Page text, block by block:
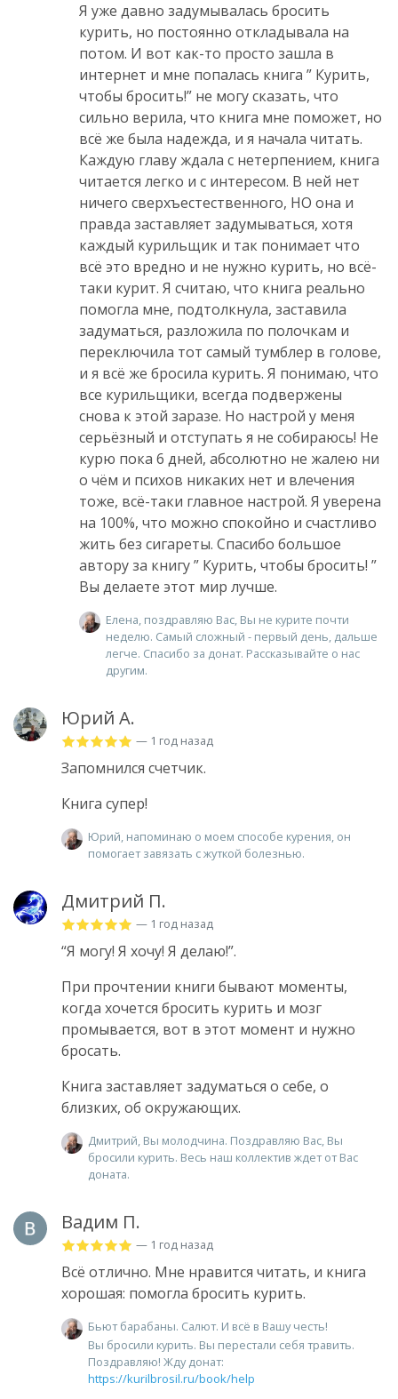
Я уже давно задумывалась бросить
курить, но постоянно откладывала на
потом. И вот как-то просто зашла в
интернет и мне попалась книга ” Курить,
чтобы бросить!” не могу сказать, что
сильно верила, что книга мне поможет, но
всё же была надежда, и я начала читать.
Каждую главу ждала с нетерпением, книга
читается легко и с интересом. В ней нет
ничего сверхъестественного, НО она и
правда заставляет задумываться, хотя
каждый курильщик и так понимает что
всё это вредно и не нужно курить, но всё-
таки курит. Я считаю, что книга реально
помогла мне, подтолкнула, заставила
задуматься, разложила по полочкам и
переключила тот самый тумблер в голове,
и я всё же бросила курить. Я понимаю, что
все курильщики, всегда подвержены
снова к этой заразе. Но настрой у меня
серьёзный и отступать я не собираюсь! Не
курю пока 6 дней, абсолютно не жалею ни
о чём и психов никаких нет и влечения
тоже, всё-таки главное настрой. Я уверена
на 100%, что можно спокойно и счастливо
жить без сигареты. Спасибо большое
автору за книгу ” Курить, чтобы бросить! ”
Вы делаете этот мир лучше.
Елена, поздравляю Вас, Вы не курите почти
неделю. Самый сложный - первый день, дальше
легче. Спасибо за донат. Рассказывайте о нас
другим.
Юрий А.
— 1 год назад
Запомнился счетчик.
Книга супер!
Юрий, напоминаю о моем способе курения, он
помогает завязать с жуткой болезнью.
Дмитрий П.
— 1 год назад
“Я могу! Я хочу! Я делаю!”.
При прочтении книги бывают моменты,
когда хочется бросить курить и мозг
промывается, вот в этот момент и нужно
бросать.
Книга заставляет задуматься о себе, о
близких, об окружающих.
Дмитрий, Вы молодчина. Поздравляю Вас, Вы
бросили курить. Весь наш коллектив ждет от Вас
доната.
Вадим П.
— 1 год назад
Всё отлично. Мне нравится читать, и книга
хорошая: помогла бросить курить.
Бьют барабаны. Салют. И всё в Вашу честь!
Вы бросили курить. Вы перестали себя травить.
Поздравляю! Жду донат:
https://kurilbrosil.ru/book/help